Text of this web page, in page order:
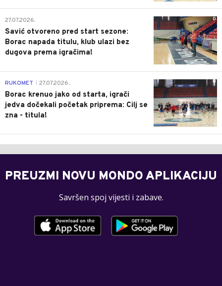
0
27.07.2026.
Savić otvoreno pred start sezone:
Borac napada titulu, klub ulazi bez
dugova prema igračima!
0
RUKOMET 27.07.2026.
Borac krenuo jako od starta, igrači
jedva dočekali početak priprema: Cilj se
zna - titula!
PREUZMI NOVU MONDO APLIKACIJU
Savršen spoj vijesti i zabave.